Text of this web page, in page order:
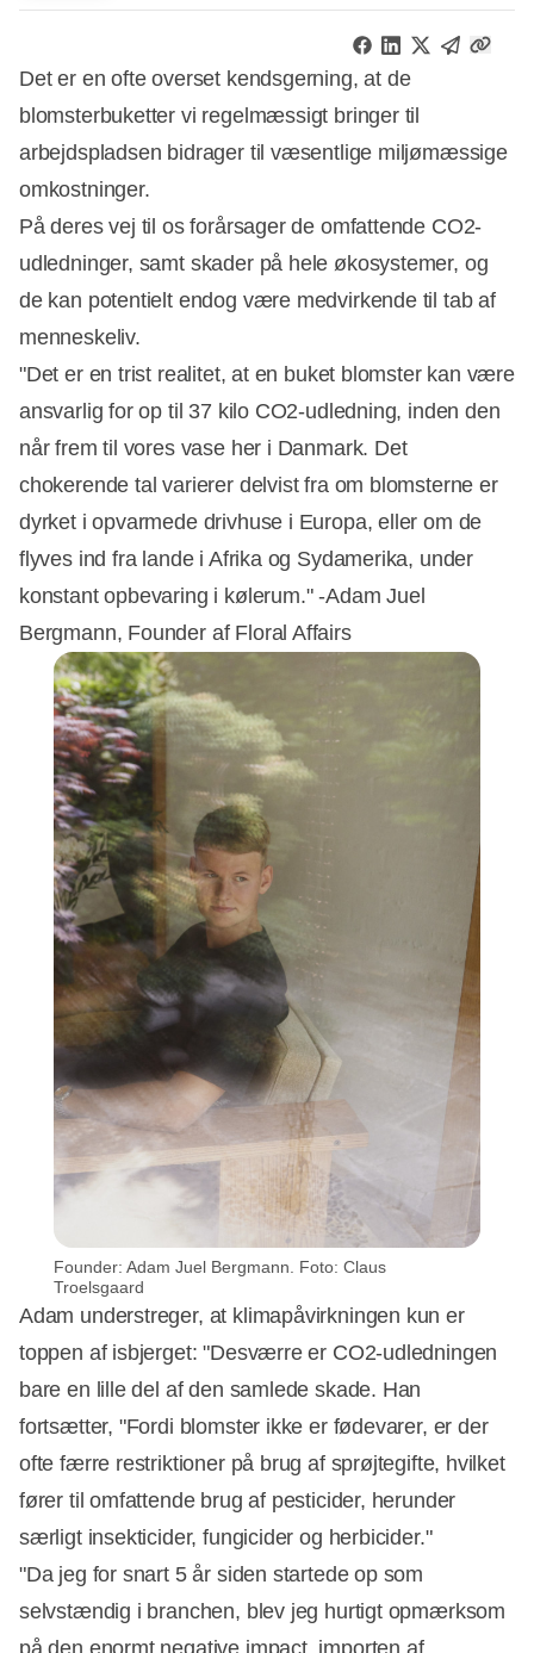
Det er en ofte overset kendsgerning, at de
blomsterbuketter vi regelmæssigt bringer til
arbejdspladsen bidrager til væsentlige miljømæssige
omkostninger.
På deres vej til os forårsager de omfattende CO2-
udledninger, samt skader på hele økosystemer, og
de kan potentielt endog være medvirkende til tab af
menneskeliv.
"Det er en trist realitet, at en buket blomster kan være
ansvarlig for op til 37 kilo CO2-udledning, inden den
når frem til vores vase her i Danmark. Det
chokerende tal varierer delvist fra om blomsterne er
dyrket i opvarmede drivhuse i Europa, eller om de
flyves ind fra lande i Afrika og Sydamerika, under
konstant opbevaring i kølerum." -Adam Juel
Bergmann, Founder af Floral Affairs
Founder: Adam Juel Bergmann. Foto: Claus
Troelsgaard
Adam understreger, at klimapåvirkningen kun er
toppen af isbjerget: "Desværre er CO2-udledningen
bare en lille del af den samlede skade. Han
fortsætter, "Fordi blomster ikke er fødevarer, er der
ofte færre restriktioner på brug af sprøjtegifte, hvilket
fører til omfattende brug af pesticider, herunder
særligt insekticider, fungicider og herbicider."
"Da jeg for snart 5 år siden startede op som
selvstændig i branchen, blev jeg hurtigt opmærksom
på den enormt negative impact, importen af